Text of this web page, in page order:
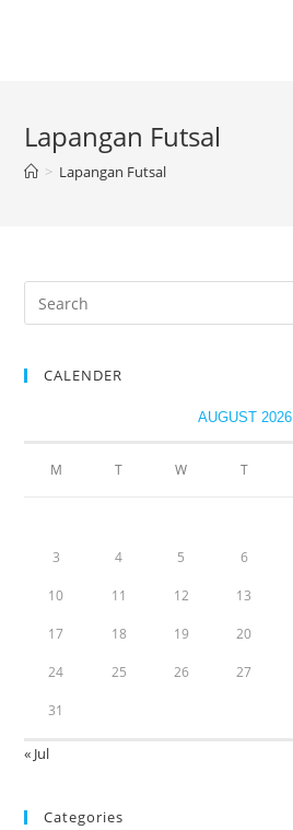
Lapangan Futsal
> Lapangan Futsal
CALENDER
AUGUST 2026
M T W T
3 4 5 6
10 11 12 13
17 18 19 20
24 25 26 27
31
« Jul
Categories